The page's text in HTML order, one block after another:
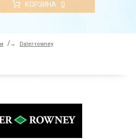
КОРЗИНА 0
→ Daler-rowney